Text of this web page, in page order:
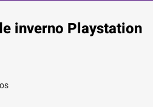
inverno Playstation